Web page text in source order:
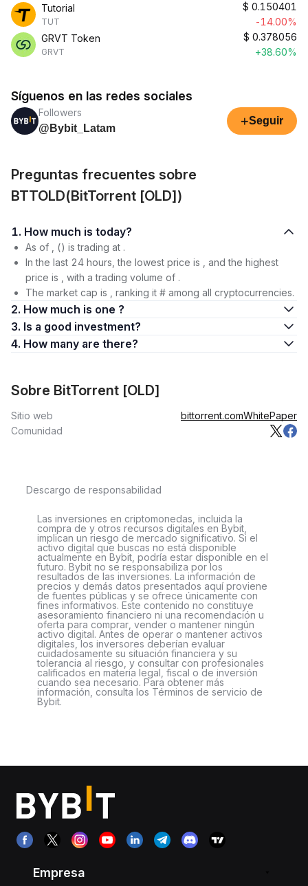
Tutorial
TUT
$ 0.150401
-14.00%
GRVT Token
GRVT
$ 0.378056
+38.60%
Síguenos en las redes sociales
Followers
@Bybit_Latam
+Seguir
Preguntas frecuentes sobre
BTTOLD(BitTorrent [OLD])
1. How much is today?
As of , () is trading at .
In the last 24 hours, the lowest price is , and the highest
price is , with a trading volume of .
The market cap is , ranking it # among all cryptocurrencies.
2. How much is one ?
3. Is a good investment?
4. How many are there?
Sobre BitTorrent [OLD]
Sitio web bittorrent.comWhitePaper
Comunidad
Descargo de responsabilidad
Las inversiones en criptomonedas, incluida la
compra de y otros recursos digitales en Bybit,
implican un riesgo de mercado significativo. Si el
activo digital que buscas no está disponible
actualmente en Bybit, podría estar disponible en el
futuro. Bybit no se responsabiliza por los
resultados de las inversiones. La información de
precios y demás datos presentados aquí proviene
de fuentes públicas y se ofrece únicamente con
fines informativos. Este contenido no constituye
asesoramiento financiero ni una recomendación u
oferta para comprar, vender o mantener ningún
activo digital. Antes de operar o mantener activos
digitales, los inversores deberían evaluar
cuidadosamente su situación financiera y su
tolerancia al riesgo, y consultar con profesionales
calificados en materia legal, fiscal o de inversión
cuando sea necesario. Para obtener más
información, consulta los Términos de servicio de
Bybit.
Empresa